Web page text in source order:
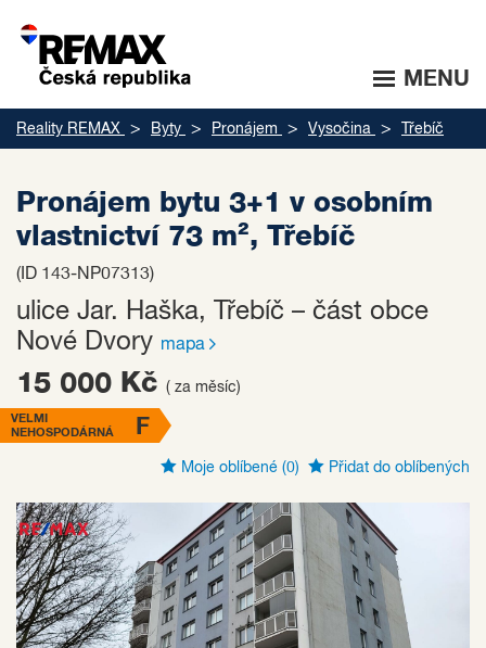
MENU
Reality REMAX Byty Pronájem Vysočina Třebíč
Pronájem bytu 3+1 v osobním
vlastnictví 73 m², Třebíč
(ID 143-NP07313)
ulice Jar. Haška, Třebíč – část obce
Nové Dvory mapa
15 000 Kč ( za měsíc)
F
VELMI
NEHOSPODÁRNÁ
Moje oblíbené (0) Přidat do oblíbených